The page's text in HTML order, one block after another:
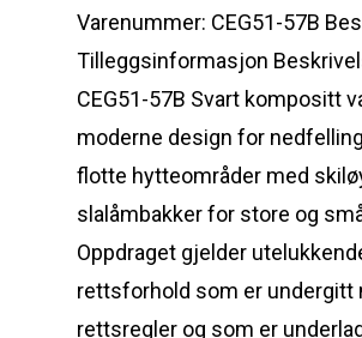
Varenummer: CEG51-57B
Tilleggsinformasjon
CEG51-57B Svart kompositt
moderne design for
flotte hytteområder med
slalåmbakker for store og
Oppdraget gjelder
rettsforhold som er undergitt
rettsregler og som er